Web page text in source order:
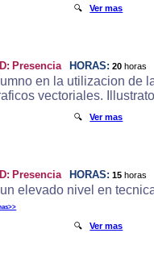
🔍Ver mas
Presencia HORAS: 20 horas
en la utilizacion de
vectoriales.
🔍Ver mas
Presencia HORAS: 15 horas
elevado nivel en
🔍Ver mas